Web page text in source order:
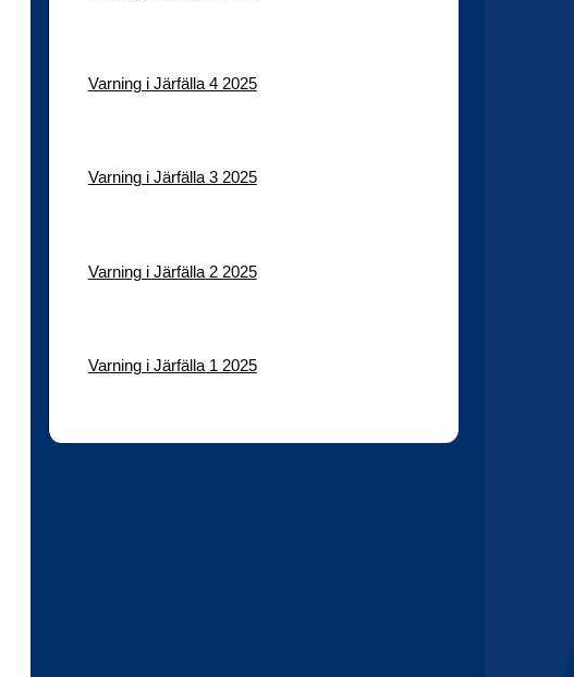
Varning i Järfälla 4 2025
Varning i Järfälla 3 2025
Varning i Järfälla 2 2025
Varning i Järfälla 1 2025